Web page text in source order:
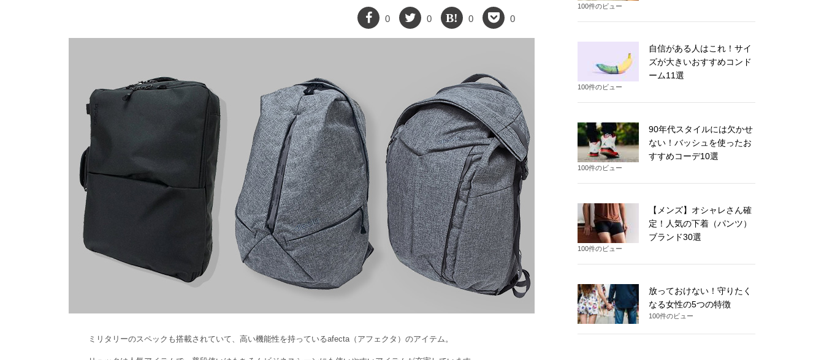
0 0 0 0
ミリタリーのスペックも搭載されていて、高い機能性を持っているafecta（アフェクタ）のアイテム。
100件のビュー
自信がある人はこれ！サイ
ズが大きいおすすめコンド
ーム11選
100件のビュー
90年代スタイルには欠かせ
ない！バッシュを使ったお
すすめコーデ10選
100件のビュー
【メンズ】オシャレさん確
定！人気の下着（パンツ）
ブランド30選
100件のビュー
放っておけない！守りたく
なる女性の5つの特徴
100件のビュー